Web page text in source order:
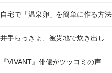
自宅で「温泉卵」を簡単に作る方法
井手らっきょ、被災地で炊き出し
『VIVANT』俳優がツッコミの声